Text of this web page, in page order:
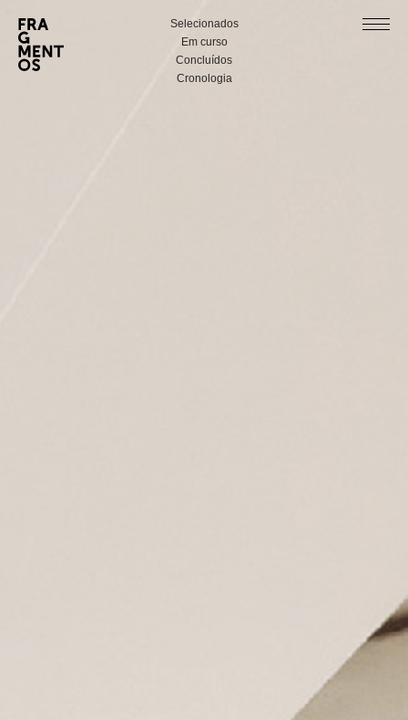
Selecionados
Em curso
Concluídos
Cronologia